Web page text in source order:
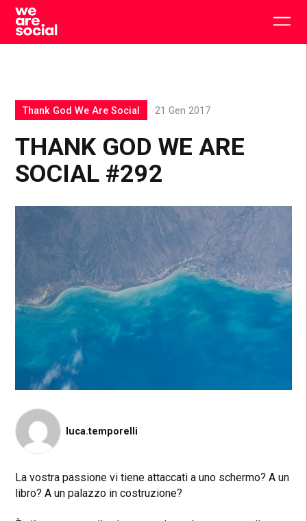
Skip
content
THANK GOD WE ARE
SOCIAL #292
Thank God We Are Social 21 Gen 2017
luca.temporelli
La vostra passione vi tiene attaccati a uno schermo? A un
libro? A un palazzo in costruzione?